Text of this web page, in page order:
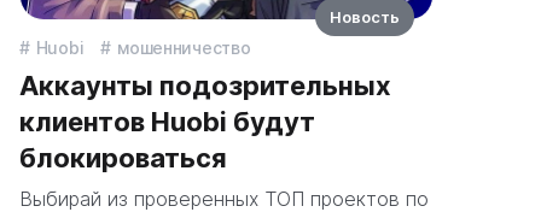
Huobi мошенничество
Аккаунты подозрительных
клиентов Huobi будут
блокироваться
Выбирай из проверенных ТОП проектов по
Новость